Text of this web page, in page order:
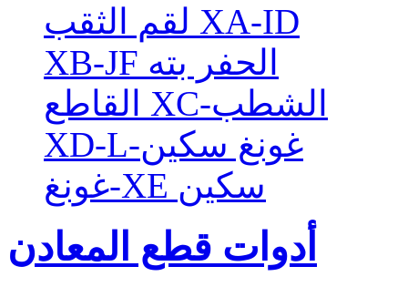
لقم الثقب XA-ID
XB-JF الحفر بته
القاطع XC-الشطب
XD-L-غونغ سكين
غونغ-XE سكين
أدوات قطع المعادن